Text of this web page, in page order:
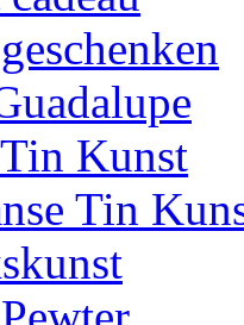
Kunst
Tin